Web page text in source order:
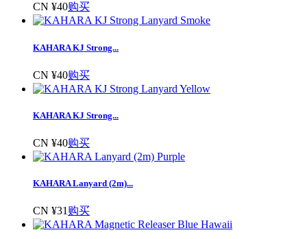
CN ¥40购买
KAHARA KJ Strong...
CN ¥40购买
KAHARA KJ Strong...
CN ¥40购买
KAHARA Lanyard (2m)...
CN ¥31 购买